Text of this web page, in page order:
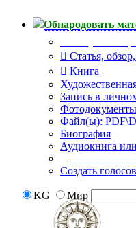
Обнародовать
Статья,
Книга
Запись в
Фотодокументы
Файл(ы):
Биография
Аудиокнига
Создать
KG Мир